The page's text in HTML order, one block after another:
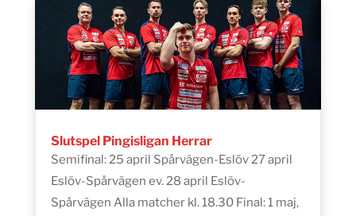
Slutspel Pingisligan Herrar
Semifinal: 25 april Spårvägen-Eslöv 27 april
Eslöv-Spårvägen ev. 28 april Eslöv-
Spårvägen Alla matcher kl. 18.30 Final: 1 maj,